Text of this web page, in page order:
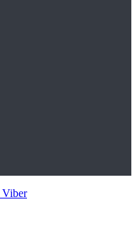
Viber